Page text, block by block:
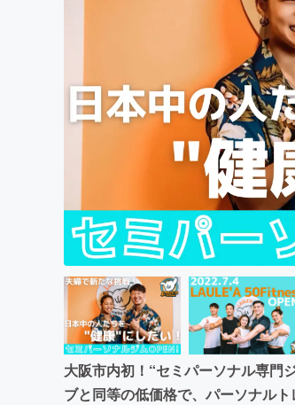
ビジネス・起業
まちづくり・地域活
大阪市内初！“セミパーソナル専門
ブと同等の低価格で、パーソナル